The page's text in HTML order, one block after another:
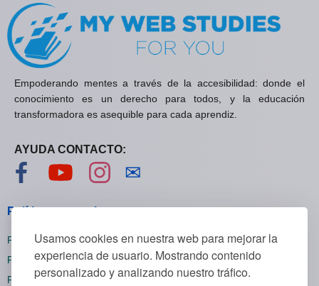
Usamos cookies en nuestra web para mejorar la
experiencia de usuario. Mostrando contenido
personalizado y analizando nuestro tráfico.
Empoderando mentes a través de la accesibilidad: donde el
conocimiento es un derecho para todos, y la educación
transformadora es asequible para cada aprendiz.
AYUDA CONTACTO:
Visítanos en Facebook
Visítanos en YouTube
Visítanos en Instagram
✉
Políticas generales
Políticas de privacidad
Políticas de cookies
Políticas de reembolsos